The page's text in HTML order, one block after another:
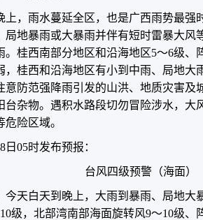
上，雨水蔓延全区，也是广西雨势最强
局地暴雨或大暴雨并伴有短时雷暴大风
。桂西南部分地区和沿海地区5～6级、
，桂西和沿海地区有小到中雨、局地大
意防范强降雨引发的山洪、地质灾害及
台杂物。遇积水路段切勿冒险涉水，大
危险区域。
日05时发布预报：
台风四级预警（海面）
今天白天到晚上，大雨到暴雨、局地大
级，北部湾南部海面旋转风9～10级、